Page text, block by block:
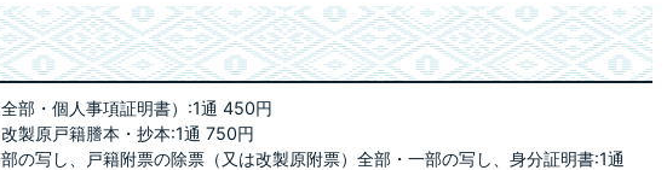
部・個人事項証明書）:1通 450円
製原戸籍謄本・抄本:1通 750円
の写し、戸籍附票の除票（又は改製原附票）全部・一部の写し、身分証明書:1通